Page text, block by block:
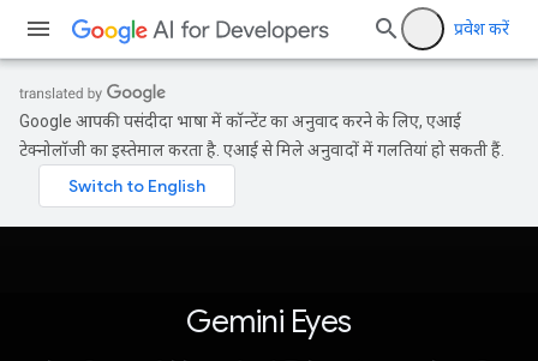
प्रवेश करें
Google आपकी पसंदीदा भाषा में कॉन्टेंट का अनुवाद करने के लिए, एआई
टेक्नोलॉजी का इस्तेमाल करता है. एआई से मिले अनुवादों में गलतियां हो सकती हैं.
Gemini Eyes